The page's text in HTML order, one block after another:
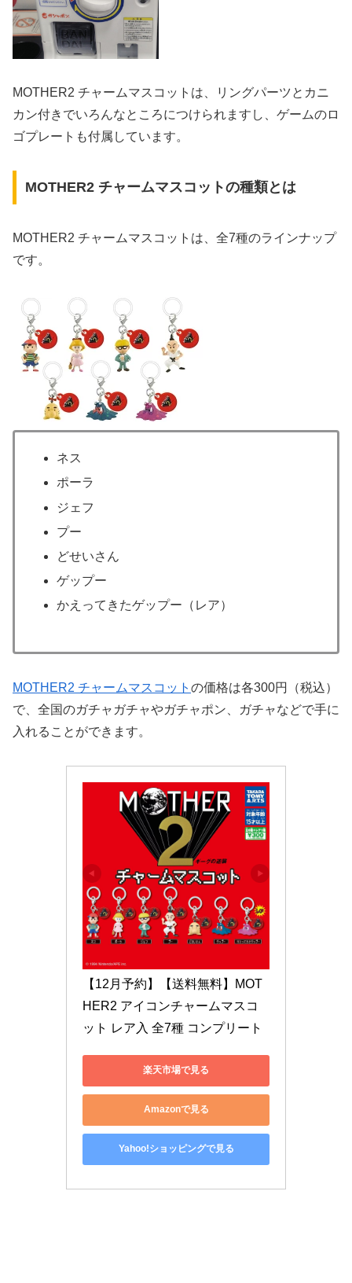
MOTHER2 チャームマスコットは、リングパーツとカニ
カン付きでいろんなところにつけられますし、ゲームのロ
ゴプレートも付属しています。
MOTHER2 チャームマスコットの種類とは
MOTHER2 チャームマスコットは、全7種のラインナップ
です。
ネス
ポーラ
ジェフ
プー
どせいさん
ゲップー
かえってきたゲップー（レア）
MOTHER2 チャームマスコット の価格は各300円（税込）
で、全国のガチャガチャやガチャポン、ガチャなどで手に
入れることができます。
【12月予約】【送料無料】MOT
HER2 アイコンチャームマスコ
ット レア入 全7種 コンプリート
楽天市場で見る
Amazonで見る
Yahoo!ショッピングで見る